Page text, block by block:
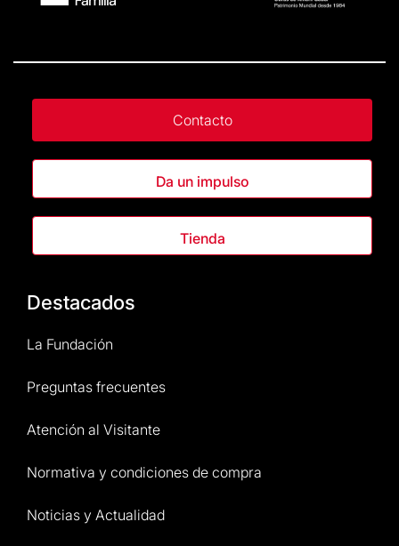
Contacto
Da un impulso
Tienda
Destacados
La Fundación
Preguntas frecuentes
Atención al Visitante
Normativa y condiciones de compra
Noticias y Actualidad